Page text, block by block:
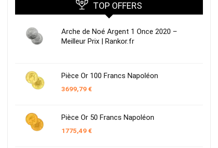
TOP OFFERS
Arche de Noé Argent 1 Once 2020 –
Meilleur Prix | Rankor.fr
Pièce Or 100 Francs Napoléon
3699,79€
Pièce Or 50 Francs Napoléon
1775,49€